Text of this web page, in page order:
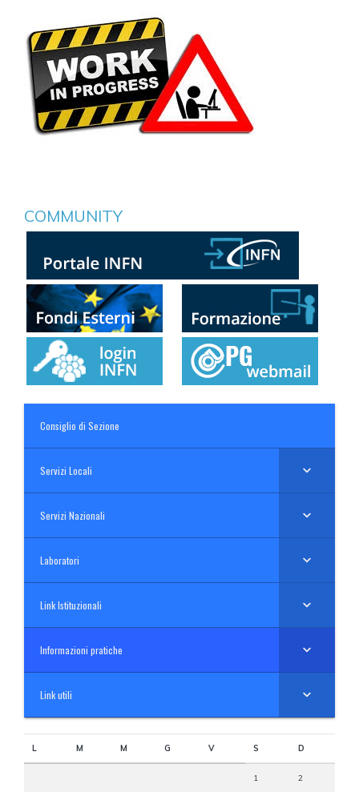
COMMUNITY
Consiglio di Sezione
Servizi Locali
Servizi Nazionali
Laboratori
Link Istituzionali
Informazioni pratiche
Link utili
L M M G V S D
1 2